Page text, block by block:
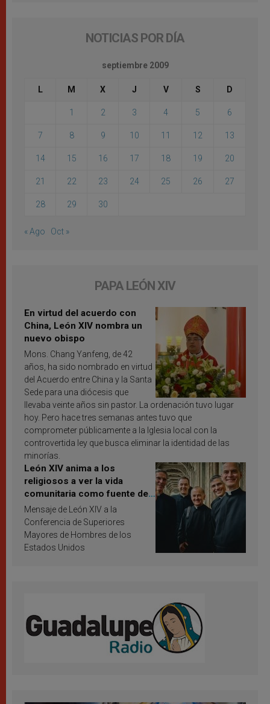
NOTICIAS POR DÍA
septiembre 2009
L M X J V S D
1 2 3 4 5 6
7 8 9 10 11 12 13
14 15 16 17 18 19 20
21 22 23 24 25 26 27
28 29 30
« Ago Oct »
PAPA LEÓN XIV
En virtud del acuerdo con
China, León XIV nombra un
nuevo obispo
Mons. Chang Yanfeng, de 42
años, ha sido nombrado en virtud
del Acuerdo entre China y la Santa
Sede para una diócesis que
llevaba veinte años sin pastor. La ordenación tuvo lugar
hoy. Pero hace tres semanas antes tuvo que
comprometer públicamente a la Iglesia local con la
controvertida ley que busca eliminar la identidad de las
minorías.
León XIV anima a los
religiosos a ver la vida
comunitaria como fuente de
inspiración y santificación
Mensaje de León XIV a la
Conferencia de Superiores
Mayores de Hombres de los
Estados Unidos